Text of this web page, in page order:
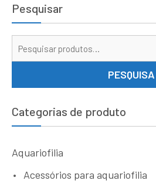
Pesquisar
PESQUISA
Categorias de produto
Aquariofilia
Acessórios para aquariofilia